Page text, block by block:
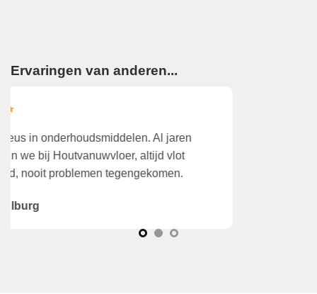
Ervaringen van anderen...
Wegens tijdgebrek gekozen het aan huis te laten
leveren. Dat was verrassend snel en zeer correct!
Prima!
Theo, de Wilp